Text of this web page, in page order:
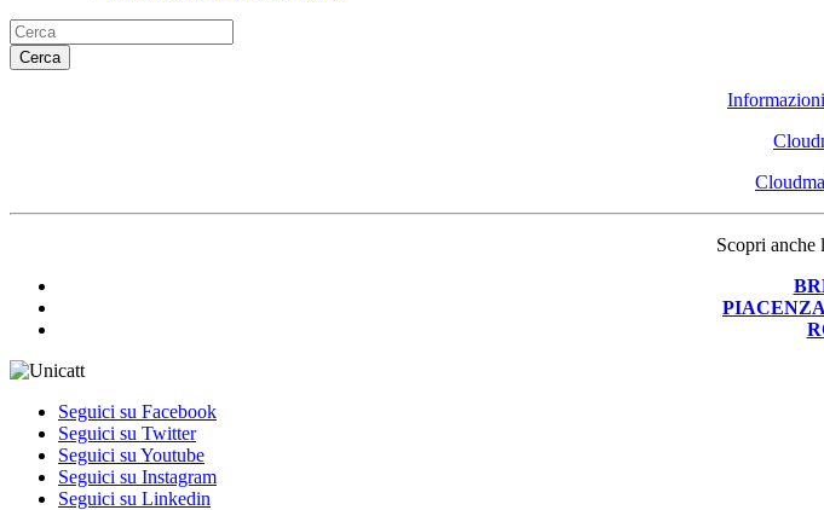
Cerca
Scopri anche
Seguici su Facebook
Seguici su Twitter
Seguici su Youtube
Seguici su Instagram
Seguici su Linkedin